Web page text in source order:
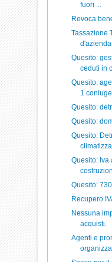
fuori ...
Revoca
Tassazione
Quesito:
ceduti in
Quesito:
1
Quesito:
Quesito:
Quesito:
Quesito: Iva
Quesito:
Recupero
Nessuna
acquisti.
Agenti e